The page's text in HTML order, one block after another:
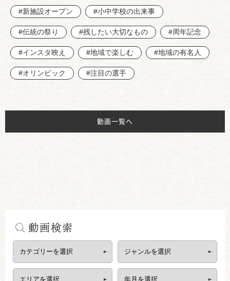
#新施設オープン #小中学校の出来事
#伝統の祭り #残したい大切なもの #周年記念
#インスタ映え #地域で楽しむ #地域の有名人
#オリンピック #注目の選手
動画一覧へ
動画検索